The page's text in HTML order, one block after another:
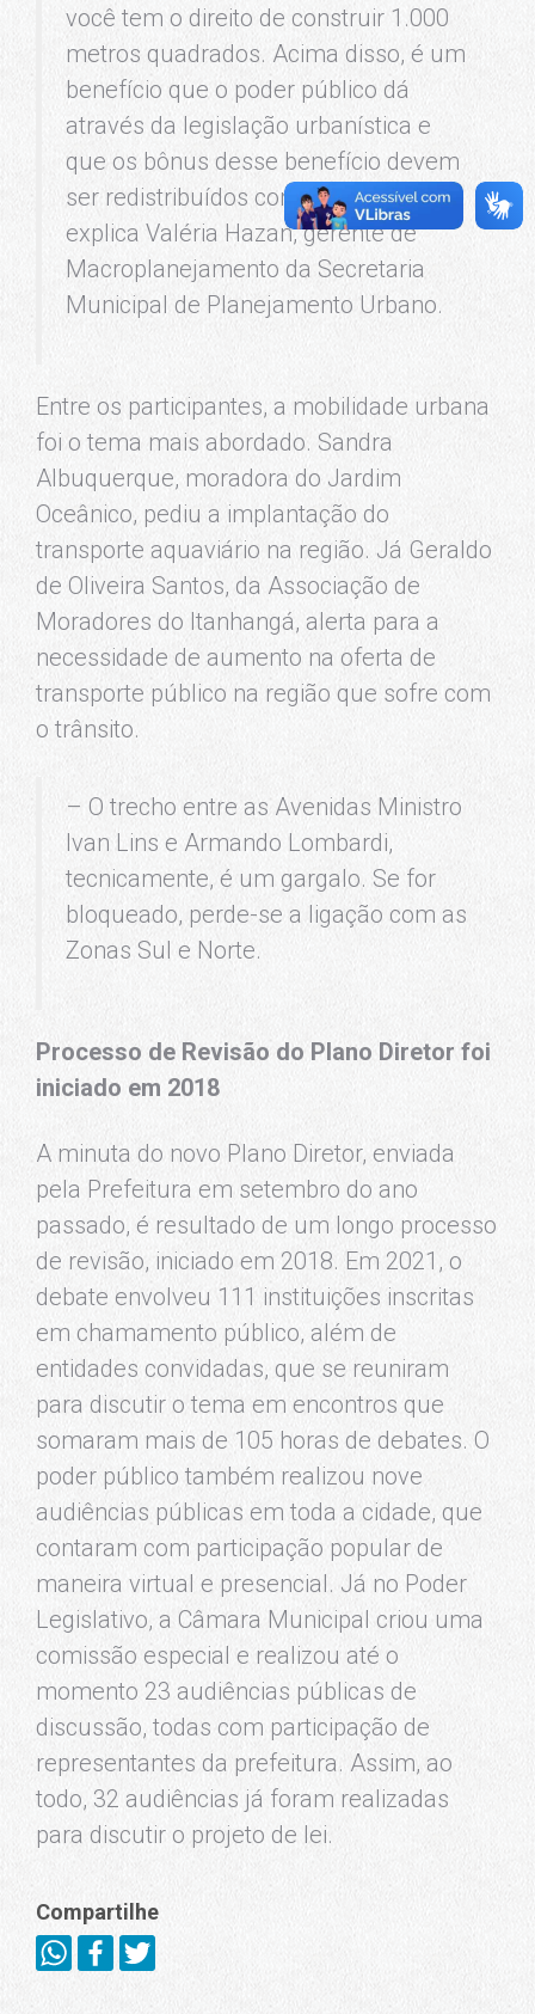
você tem o direito de construir 1.000
metros quadrados. Acima disso, é um
benefício que o poder público dá
através da legislação urbanística e
que os bônus desse benefício devem
ser redistribuídos com a sociedade –
explica Valéria Hazan, gerente de
Macroplanejamento da Secretaria
Municipal de Planejamento Urbano.
Entre os participantes, a mobilidade urbana
foi o tema mais abordado. Sandra
Albuquerque, moradora do Jardim
Oceânico, pediu a implantação do
transporte aquaviário na região. Já Geraldo
de Oliveira Santos, da Associação de
Moradores do Itanhangá, alerta para a
necessidade de aumento na oferta de
transporte público na região que sofre com
o trânsito.
– O trecho entre as Avenidas Ministro
Ivan Lins e Armando Lombardi,
tecnicamente, é um gargalo. Se for
bloqueado, perde-se a ligação com as
Zonas Sul e Norte.
Processo de Revisão do Plano Diretor foi
iniciado em 2018
A minuta do novo Plano Diretor, enviada
pela Prefeitura em setembro do ano
passado, é resultado de um longo processo
de revisão, iniciado em 2018. Em 2021, o
debate envolveu 111 instituições inscritas
em chamamento público, além de
entidades convidadas, que se reuniram
para discutir o tema em encontros que
somaram mais de 105 horas de debates. O
poder público também realizou nove
audiências públicas em toda a cidade, que
contaram com participação popular de
maneira virtual e presencial. Já no Poder
Legislativo, a Câmara Municipal criou uma
comissão especial e realizou até o
momento 23 audiências públicas de
discussão, todas com participação de
representantes da prefeitura. Assim, ao
todo, 32 audiências já foram realizadas
para discutir o projeto de lei.
Compartilhe